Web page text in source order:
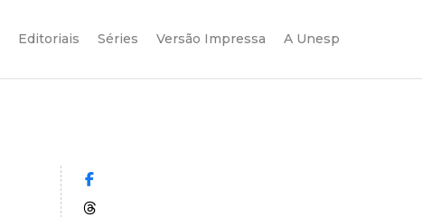
Editoriais Séries Versão Impressa A Unesp
Compartilhar no Facebook
Compartilhar no Threads